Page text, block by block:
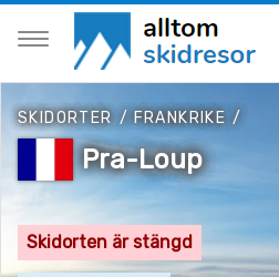
SKIDORTER /FRANKRIKE /
Pra-Loup
Skidorten är stängd